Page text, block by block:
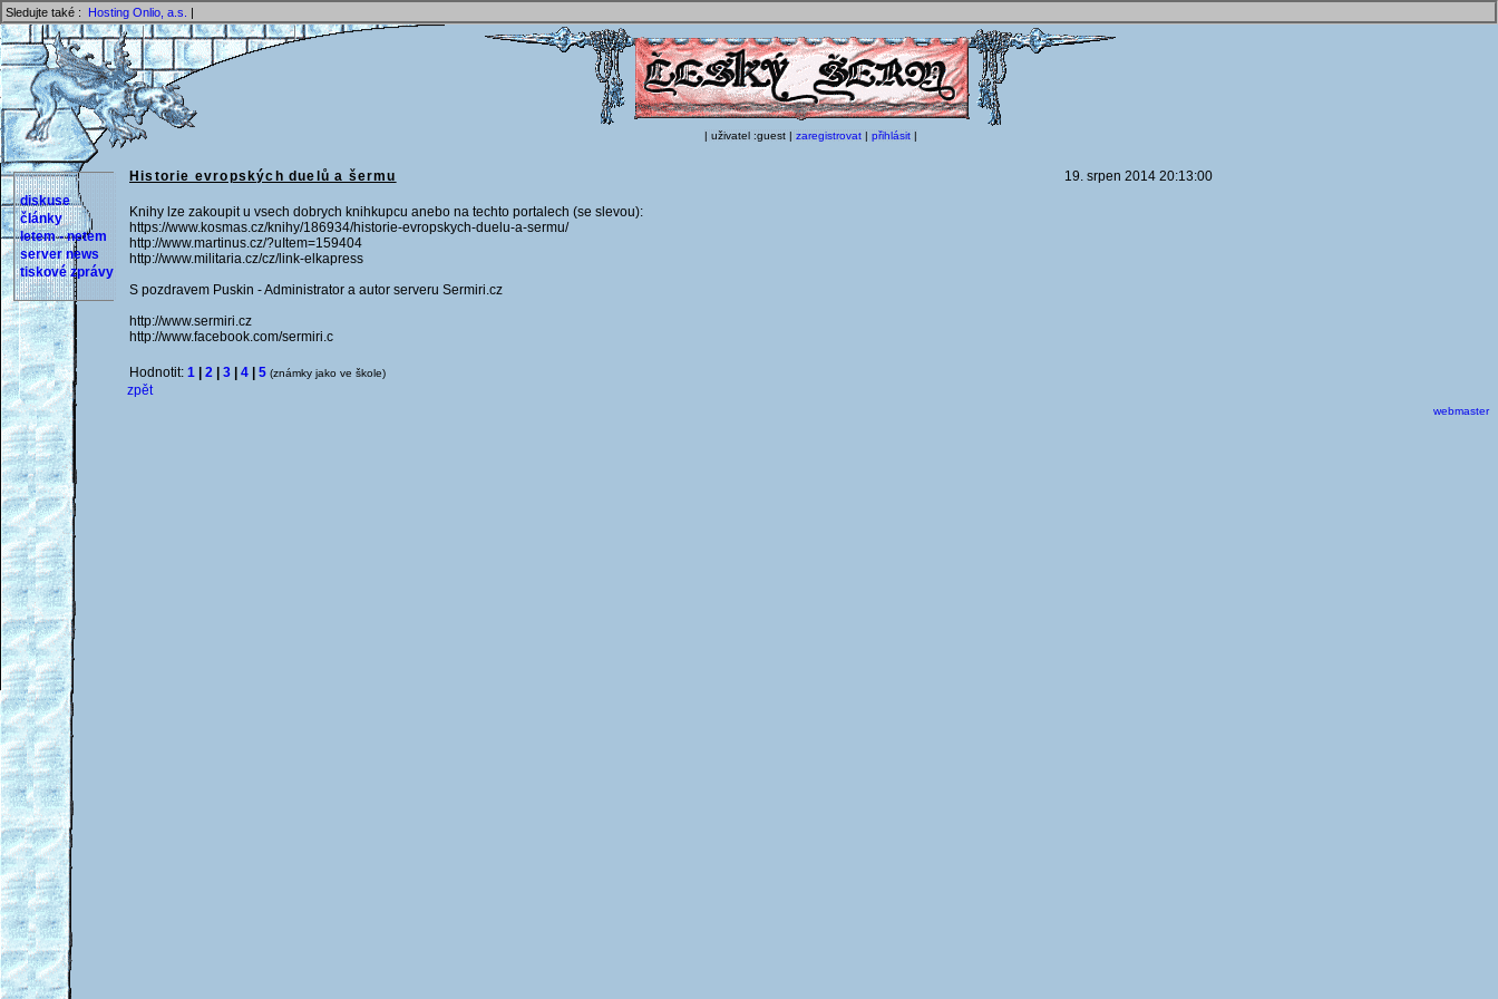
Sledujte také : Hosting Onlio, a.s. |
| uživatel :guest | zaregistrovat | přihlásit |
diskuse
články
letem - netem
server news
tiskové zprávy
Historie evropských duelů a šermu 19. srpen 2014 20:13:00
Knihy lze zakoupit u vsech dobrych knihkupcu anebo na techto portalech (se slevou):
https://www.kosmas.cz/knihy/186934/historie-evropskych-duelu-a-sermu/
http://www.martinus.cz/?uItem=159404
http://www.militaria.cz/cz/link-elkapress
S pozdravem Puskin - Administrator a autor serveru Sermiri.cz
http://www.sermiri.cz
http://www.facebook.com/sermiri.c
Hodnotit: 1 2 3 4 5 (známky jako ve škole)
zpět
webmaster